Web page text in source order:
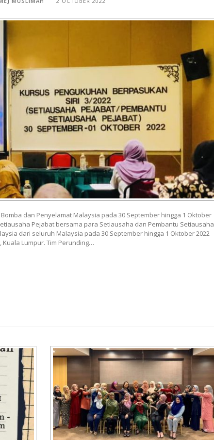
dan Penyelamat Malaysia pada 30 September hingga 1 Oktober
Pejabat bersama para Setiausaha dan Pembantu Setiausaha
dari seluruh Malaysia pada 30 September hingga 1 Oktober 2022
Lumpur. Tim Perunding…